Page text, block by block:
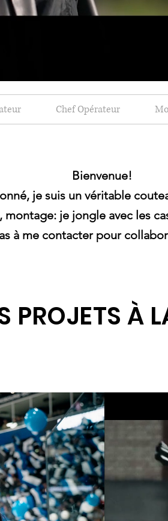
Chef Opérateur
Bienvenue!
je suis un véritable
je jongle avec les
à me contacter pour
PROJETS À